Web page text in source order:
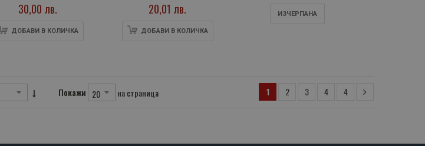
30,00 лв.
ДОБАВИ В КОЛИЧКА
20,01 лв.
ДОБАВИ В КОЛИЧКА
ИЗЧЕРПАНA
Покажи на страница 1 2 3 4 4